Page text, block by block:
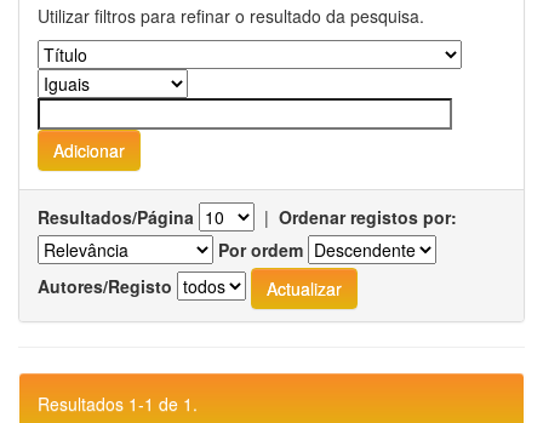
Utilizar filtros para refinar o resultado da pesquisa.
Resultados/Página | Ordenar registos por:
Por ordem
Autores/Registo
Resultados 1-1 de 1.